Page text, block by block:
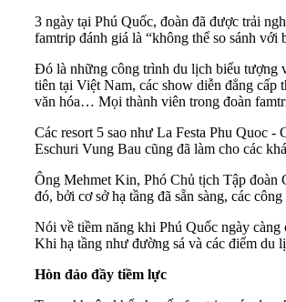
3 ngày tại Phú Quốc, đoàn đã được trải
famtrip đánh giá là “không thể so sánh với
Đó là những công trình du lịch biểu tượng
tiên tại Việt Nam, các show diễn đẳng cấp
văn hóa… Mọi thành viên trong đoàn
Các resort 5 sao như La Festa Phu Quoc
Eschuri Vung Bau cũng đã làm cho các
Ông Mehmet Kin, Phó Chủ tịch Tập đoàn
đó, bởi cơ sở hạ tầng đã sẵn sàng, các
Nói về tiềm năng khi Phú Quốc ngày
Khi hạ tầng như đường sá và các điểm du
Hòn đảo đầy tiềm lực